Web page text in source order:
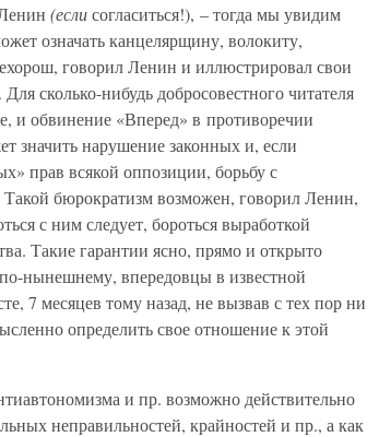
(еслисогласиться!), – тогда мы увидим
означать канцелярщину, волокиту,
говорил Ленин и иллюстрировал свои
сколько-нибудь добросовестного читателя
и обвинение «Вперед» в противоречии
значить нарушение законных и, если
прав всякой оппозиции, борьбу с
бюрократизм возможен, говорил Ленин,
с ним следует, бороться выработкой
Такие гарантии ясно, прямо и открыто
нынешнему, впередовцы в известной
7 месяцев тому назад, не вызвав с тех пор ни
определить свое отношение к этой
и пр. возможно действительно
неправильностей, крайностей и пр., а как